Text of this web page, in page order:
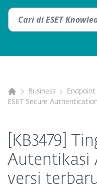
Business
ESET Secure
[KB3479]
Autentikasi
versi